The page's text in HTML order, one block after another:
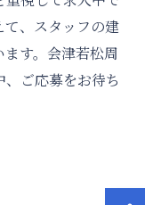
、スタッフの建
す。会津若松周
ご応募をお待ち